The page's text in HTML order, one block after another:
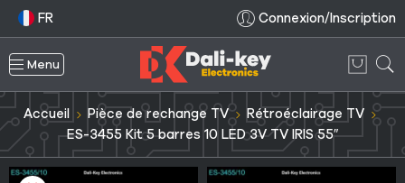
FR Connexion/Inscription
Menu
Accueil Pièce de rechange TV
Rétroéclairage TV
ES-3455 Kit 5 barres 10 LED 3V TV IRIS 55″